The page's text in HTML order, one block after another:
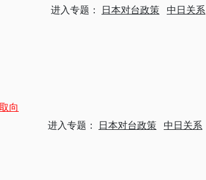
进入专题： 日本对台政策 中日关系
向
进入专题： 日本对台政策 中日关系